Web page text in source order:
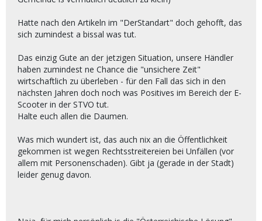
Hatte nach den Artikeln im "DerStandart" doch gehofft, das
sich zumindest a bissal was tut.
Das einzig Gute an der jetzigen Situation, unsere Händler
haben zumindest ne Chance die "unsichere Zeit"
wirtschaftlich zu überleben - für den Fall das sich in den
nächsten Jahren doch noch was Positives im Bereich der E-
Scooter in der STVO tut.
Halte euch allen die Daumen.
Was mich wundert ist, das auch nix an die Öffentlichkeit
gekommen ist wegen Rechtsstreitereien bei Unfällen (vor
allem mit Personenschaden). Gibt ja (gerade in der Stadt)
leider genug davon.